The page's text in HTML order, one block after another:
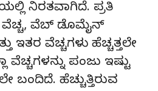
ನಿರತವಾಗಿದೆ. ಪ್ರತಿ
ವೆಬ್‌ ಡೊಮೈನ್‌
ಇತರ ವೆಚ್ಚಗಳು ಹೆಚ್ಚತ್ತಲೇ
ವೆಚ್ಚಗಳನ್ನು ಪಂಜು ಇಷ್ಟು
ಬಂದಿದೆ. ಹೆಚ್ಚುತ್ತಿರುವ